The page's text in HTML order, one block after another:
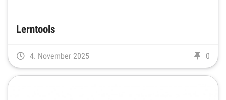
Lerntools
0
4. November 2025